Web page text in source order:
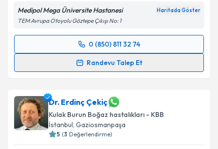
Medipol Mega Üniversite Hastanesi Haritada Göster
TEM Avrupa Otoyolu Göztepe Çıkışı No: 1
0 (850) 811 32 74
Randevu Talep Et
Randevu Takvimi Talebi
için bir takvim hazırlandığında e-posta ile
bilgilendireceğiz.
E-posta Adresiniz
Dr. Erdinç Çekiç
Kulak Burun Boğaz hastalıkları - KBB
İstanbul, Gaziosmanpaşa
5 (3 Değerlendirme)